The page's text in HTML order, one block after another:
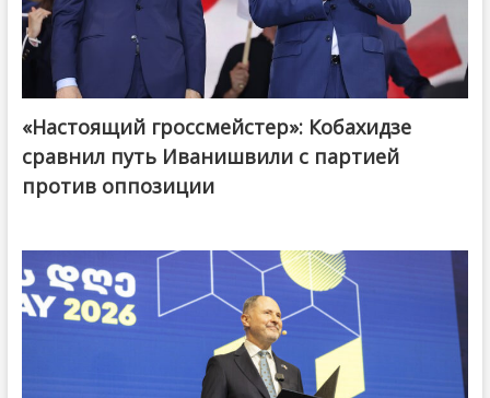
@ქართული ოცნება / Georgian Dream
«Настоящий гроссмейстер»: Кобахидзе
сравнил путь Иванишвили с партией
против оппозиции